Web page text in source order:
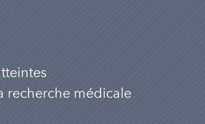
recherche médicale